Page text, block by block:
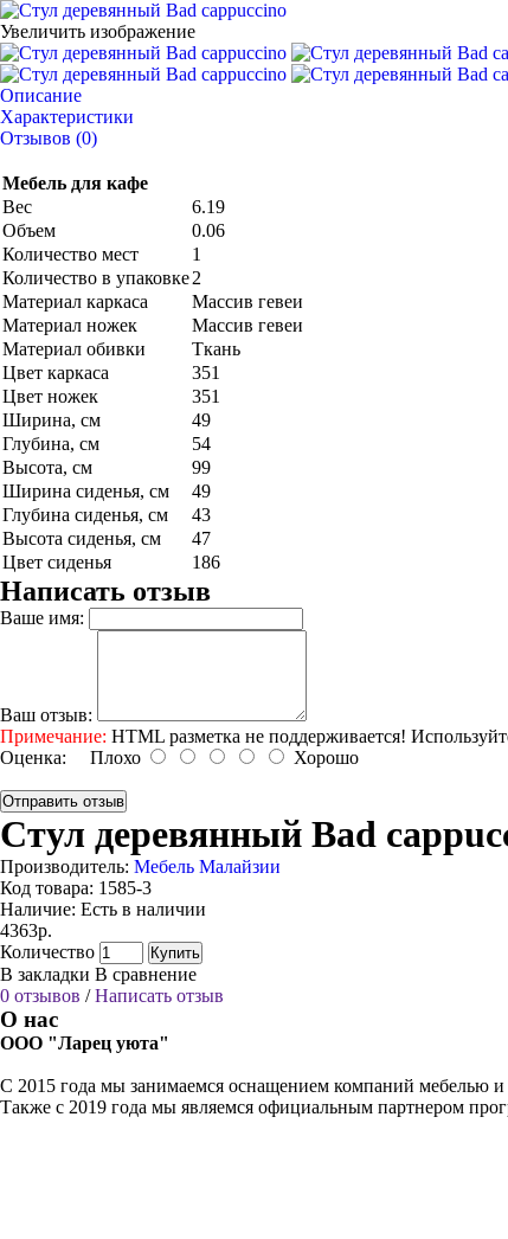
Увеличить изображение
Описание
Характеристики
Отзывов (0)
Мебель для кафе
Вес
6.19
Объем
0.06
Количество мест
1
Количество в упаковке2
Материал каркаса
Массив гевеи
Материал ножек
Массив гевеи
Материал обивки
Ткань
Цвет каркаса
351
Цвет ножек
351
Ширина, см
49
Глубина, см
54
Высота, см
99
Ширина сиденья, см
49
Глубина сиденья, см
43
Высота сиденья, см
47
Цвет сиденья
186
Написать отзыв
Ваше имя:
Ваш отзыв:
Примечание: HTML разметка не поддерживается!
Оценка: Плохо Хорошо
Отправить отзыв
Стул деревянный Bad
Производитель: Мебель Малайзии
Код товара: 1585-3
Наличие: Есть в наличии
4363р.
Количество
Купить
В закладки В сравнение
0 отзывов /Написать отзыв
О нас
ООО "Ларец уюта"
С 2015 года мы занимаемся оснащением компаний мебелью и
Также с 2019 года мы являемся официальным партнером